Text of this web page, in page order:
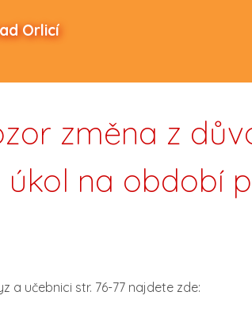
Orlicí
změna z
na období
a učebnici str. 76-77 najdete zde: